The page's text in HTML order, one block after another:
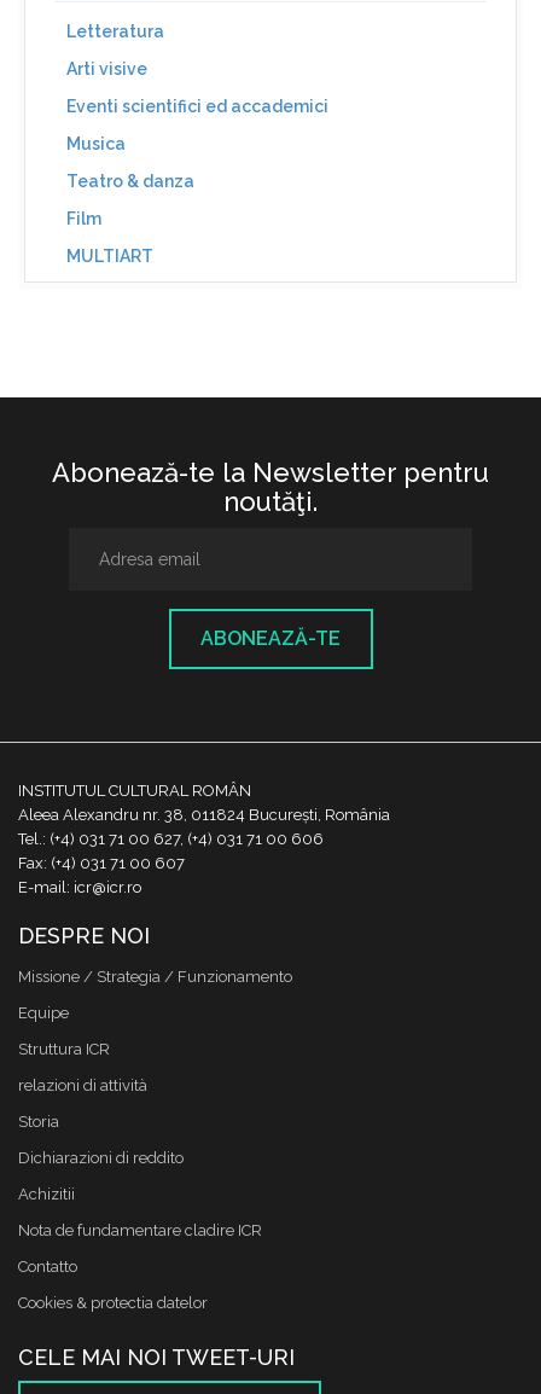
Letteratura
Arti visive
Eventi scientifici ed accademici
Musica
Teatro & danza
Film
MULTIART
Abonează-te la Newsletter pentru
noutăţi.
ABONEAZĂ-TE
INSTITUTUL CULTURAL ROMÂN
Aleea Alexandru nr. 38, 011824 București, România
Tel.: (+4) 031 71 00 627, (+4) 031 71 00 606
Fax: (+4) 031 71 00 607
E-mail: icr@icr.ro
DESPRE NOI
Missione / Strategia / Funzionamento
Equipe
Struttura ICR
relazioni di attività
Storia
Dichiarazioni di reddito
Achizitii
Nota de fundamentare cladire ICR
Contatto
Cookies & protectia datelor
CELE MAI NOI TWEET-URI